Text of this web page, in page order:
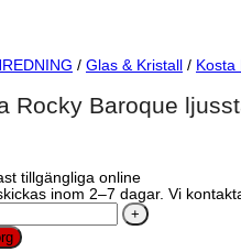
/ Glas & Kristall / Kosta
Rocky Baroque
tillgängliga online
inom 2–7 dagar. Vi